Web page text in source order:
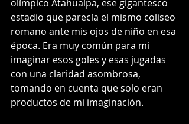
olímpico Atahualpa, ese gigantesco
estadio que parecía el mismo coliseo
romano ante mis ojos de niño en esa
época. Era muy común para mi
imaginar esos goles y esas jugadas
con una claridad asombrosa,
tomando en cuenta que solo eran
productos de mi imaginación.